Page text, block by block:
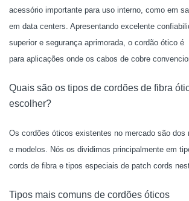
acessório importante para uso interno, como em
em data centers. Apresentando excelente
superior e segurança aprimorada, o cordão ótico
para aplicações onde os cabos de cobre
Quais são os tipos de cordões de fibra
escolher?
Os cordões óticos existentes no mercado são dos
e modelos. Nós os dividimos principalmente em
cords de fibra e tipos especiais de patch cords
Tipos mais comuns de cordões óticos